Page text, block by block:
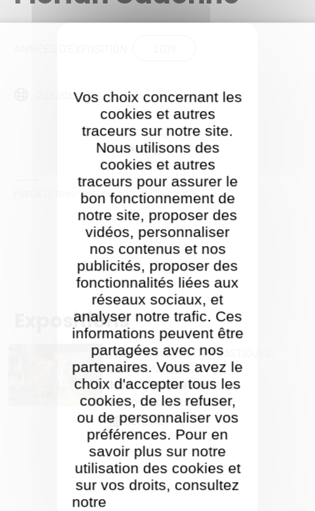
Vos choix concernant les
cookies et autres
traceurs sur notre site.
Nous utilisons des
cookies et autres
traceurs pour assurer le
bon fonctionnement de
notre site, proposer des
vidéos, personnaliser
nos contenus et nos
publicités, proposer des
fonctionnalités liées aux
réseaux sociaux, et
analyser notre trafic. Ces
informations peuvent être
partagées avec nos
partenaires. Vous avez le
choix d'accepter tous les
cookies, de les refuser,
ou de personnaliser vos
préférences. Pour en
savoir plus sur notre
utilisation des cookies et
sur vos droits, consultez
notre
Site internet
15/04/2025 - MIS À JOUR LE16/09/2025
Expositions
ARTS VISUELS,ARTS PLASTIQUES,
PERFORMANCE
Hors d'œuvres #9
Exposition collective
05/2019